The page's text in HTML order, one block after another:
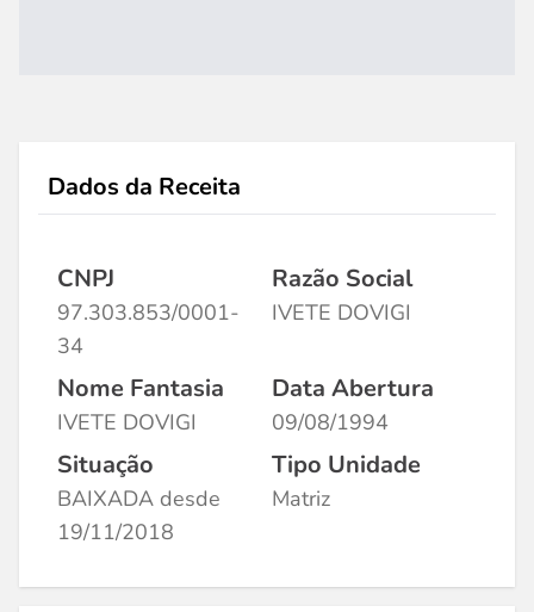
Dados da Receita
CNPJ
97.303.853/0001-
34
Razão Social
IVETE DOVIGI
Nome Fantasia
IVETE DOVIGI
Data Abertura
09/08/1994
Situação
BAIXADA desde
19/11/2018
Tipo Unidade
Matriz